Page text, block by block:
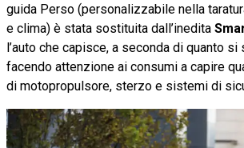
guida Perso (personalizzabile nella
e clima) è stata sostituita dall’inedita
l’auto che capisce, a seconda di quanto
facendo attenzione ai consumi a capire
di motopropulsore, sterzo e sistemi di